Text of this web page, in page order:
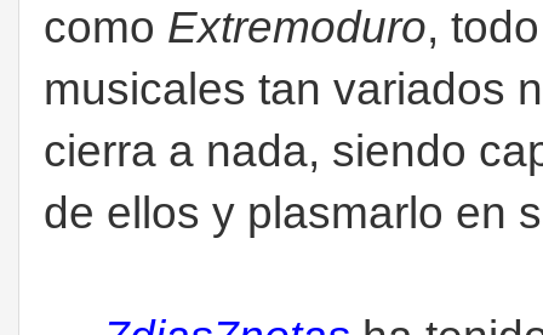
como Extremoduro,
musicales tan variados
cierra a nada, siendo
de ellos y plasmarlo en